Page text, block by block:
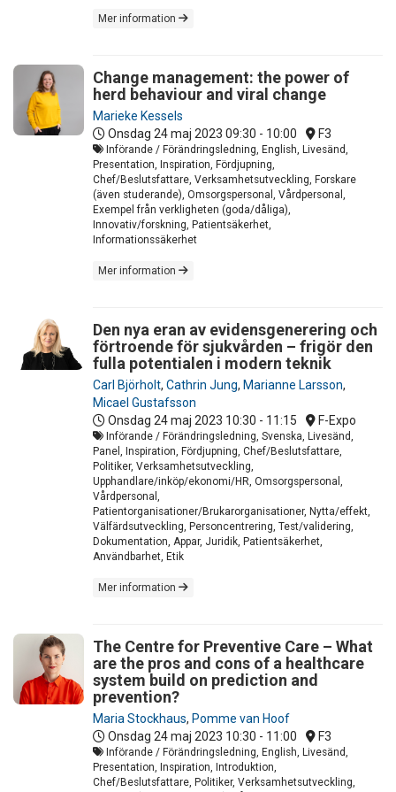
Mer information
Change management: the power of
herd behaviour and viral change
Marieke Kessels
Onsdag 24 maj 2023 09:30 - 10:00 F3
Införande / Förändringsledning, English, Livesänd,
Presentation, Inspiration, Fördjupning,
Chef/Beslutsfattare, Verksamhetsutveckling, Forskare
(även studerande), Omsorgspersonal, Vårdpersonal,
Exempel från verkligheten (goda/dåliga),
Innovativ/forskning, Patientsäkerhet,
Informationssäkerhet
Mer information
Den nya eran av evidensgenerering och
förtroende för sjukvården – frigör den
fulla potentialen i modern teknik
Carl Björholt, Cathrin Jung, Marianne Larsson,
Micael Gustafsson
Onsdag 24 maj 2023 10:30 - 11:15 F-Expo
Införande / Förändringsledning, Svenska, Livesänd,
Panel, Inspiration, Fördjupning, Chef/Beslutsfattare,
Politiker, Verksamhetsutveckling,
Upphandlare/inköp/ekonomi/HR, Omsorgspersonal,
Vårdpersonal,
Patientorganisationer/Brukarorganisationer, Nytta/effekt,
Välfärdsutveckling, Personcentrering, Test/validering,
Dokumentation, Appar, Juridik, Patientsäkerhet,
Användbarhet, Etik
Mer information
The Centre for Preventive Care – What
are the pros and cons of a healthcare
system build on prediction and
prevention?
Maria Stockhaus, Pomme van Hoof
Onsdag 24 maj 2023 10:30 - 11:00 F3
Införande / Förändringsledning, English, Livesänd,
Presentation, Inspiration, Introduktion,
Chef/Beslutsfattare, Politiker, Verksamhetsutveckling,